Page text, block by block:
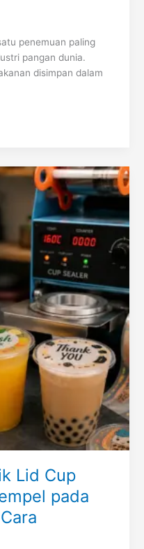
penemuan paling
pangan dunia.
disimpan dalam
Lid Cup
pada